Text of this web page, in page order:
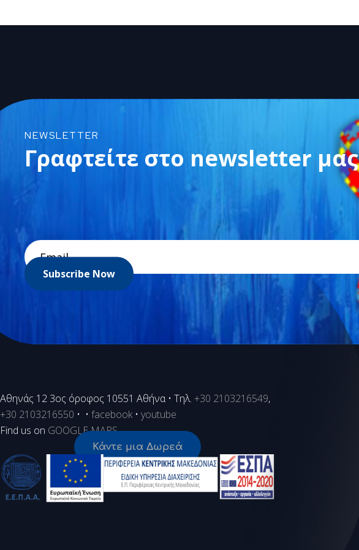
NEWSLETTER
Γραφτείτε στο newsletter μας
Subscribe Now
Aθηνάς 12 3ος όροφος 10551 Αθήνα • Τηλ. +30 2103216549,
+30 2103216550 • • facebook• youtube
Find us on GOOGLE MAPS
Κάντε μια Δωρεά